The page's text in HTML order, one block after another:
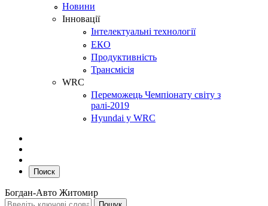
Новини
Інновації
Інтелектуальні технології
ЕКО
Продуктивність
Трансмісія
WRC
Переможець Чемпіонату світу з
ралі-2019
Hyundai у WRC
Поиск
Богдан-Авто Житомир